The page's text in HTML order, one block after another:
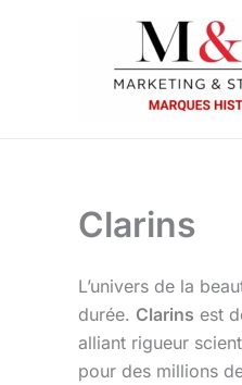
Clarins
L’univers de la
durée. Clarins est
alliant rigueur
pour des millions